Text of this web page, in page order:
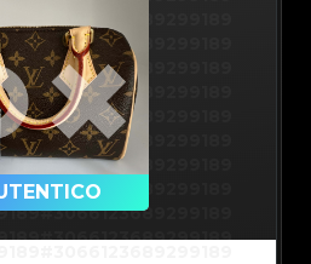
#3066123689299189
#3066123689299189
#3066123689299189
#3066123689299189
#3066123689299189
#3066123689299189
#3066123689299189
#3066123689299189
#3066123689299189